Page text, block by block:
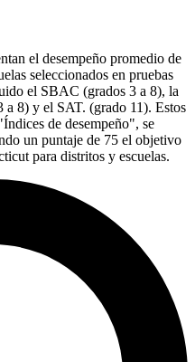
el desempeño promedio de
seleccionados en pruebas
el SBAC (grados 3 a 8), la
8) y el SAT. (grado 11). Estos
de desempeño", se
un puntaje de 75 el objetivo
para distritos y escuelas.